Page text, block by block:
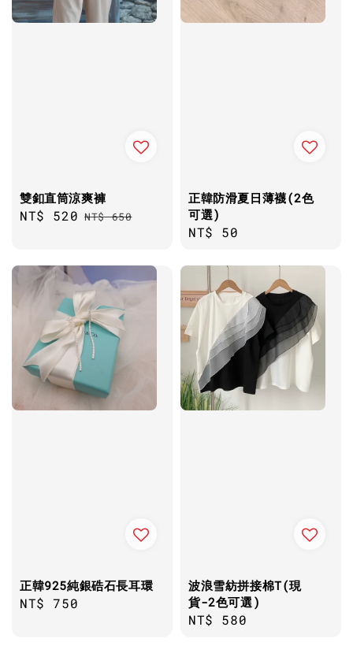
雙釦直筒涼爽褲
Sale
NT$ 520 Regular
NT$ 650
正韓防滑夏日薄襪(2色
可選)
Regular
NT$ 50
正韓925純銀硞石長耳環
Regular
NT$ 750
波浪雪紡拼接棉T(現
貨-2色可選)
Regular
NT$ 580